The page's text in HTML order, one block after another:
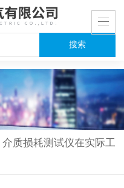
介质损耗测试仪在实际工